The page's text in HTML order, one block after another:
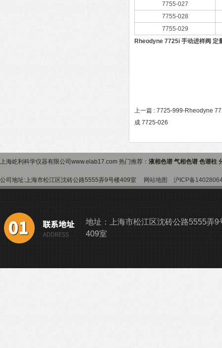
7755-027
7755-028
7755-029
Rheodyne 7725i 手动进样阀 定
上一篇 : 7725-999-Rheodyne
成 7725-026
上海屹利科学仪器有限公司www.elab17.com 热门推荐： 液相色谱 气相色谱 色谱柱
公司地址:上海市松江区沈砖公路5555弄9号楼409室 网站地图 沪ICP备
地址：上海市松江区沈砖公路5555弄9
409室